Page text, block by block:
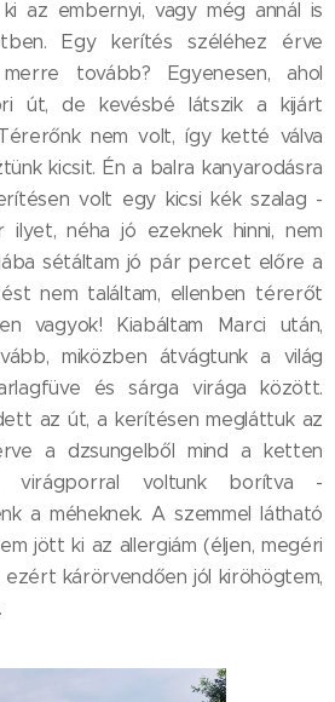
az embernyi, vagy még annál is
Egy kerítés széléhez érve
merre tovább? Egyenesen, ahol
út, de kevésbé látszik a kijárt
nem volt, így ketté válva
kicsit. Én a balra kanyarodásra
volt egy kicsi kék szalag -
ilyet, néha jó ezeknek hinni, nem
sétáltam jó pár percet előre a
nem találtam, ellenben térerőt
vagyok! Kiabáltam Marci után,
miközben átvágtunk a világ
és sárga virága között.
az út, a kerítésen megláttuk az
a dzsungelből mind a ketten
virágporral voltunk borítva -
a méheknek. A szemmel látható
jött ki az allergiám (éljen, megéri
kárörvendően jól kiröhögtem,